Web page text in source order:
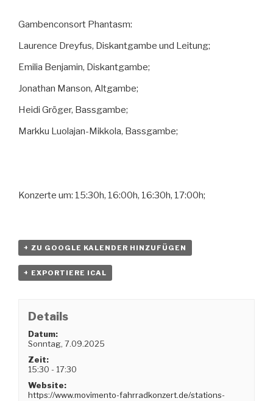
Gambenconsort Phantasm:
Laurence Dreyfus, Diskantgambe und Leitung;
Emilia Benjamin, Diskantgambe;
Jonathan Manson, Altgambe;
Heidi Gröger, Bassgambe;
Markku Luolajan-Mikkola, Bassgambe;
Konzerte um: 15:30h, 16:00h, 16:30h, 17:00h;
+ ZU GOOGLE KALENDER HINZUFÜGEN
+ EXPORTIERE ICAL
Details
Datum:
Sonntag, 7.09.2025
Zeit:
15:30 - 17:30
Website:
https://www.movimento-fahrradkonzert.de/stations-